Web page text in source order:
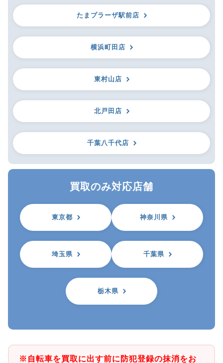
たまプラーザ駅前店
横浜町田店
東村山店
北戸田店
千葉八千代店
買取のみ対応店舗
東京都 神奈川県
埼玉県 千葉県
栃木県
※自転車を買取に出す前に防犯登録の抹消をお